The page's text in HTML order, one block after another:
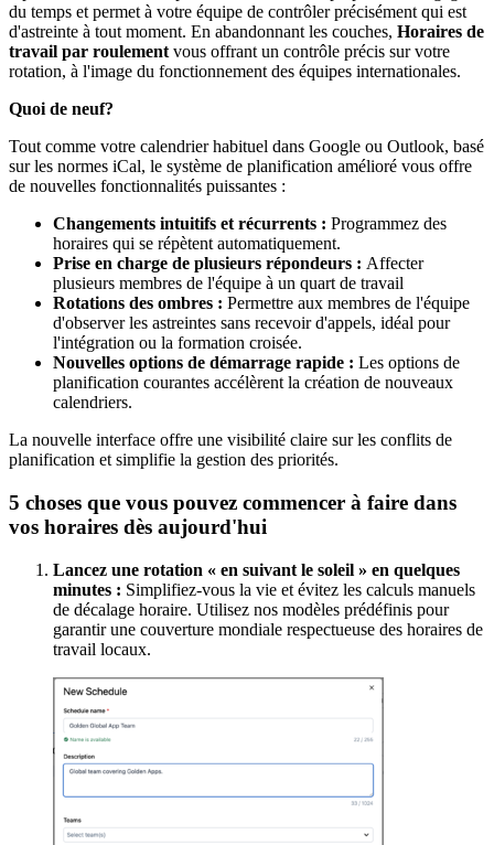
du temps et permet à votre équipe de contrôler précisément qui est
d'astreinte à tout moment. En abandonnant les couches, Horaires de
travail par roulement vous offrant un contrôle précis sur votre
rotation, à l'image du fonctionnement des équipes internationales.
Quoi de neuf?
Tout comme votre calendrier habituel dans Google ou Outlook, basé
sur les normes iCal, le système de planification amélioré vous offre
de nouvelles fonctionnalités puissantes :
Changements intuitifs et récurrents : Programmez des
horaires qui se répètent automatiquement.
Prise en charge de plusieurs répondeurs : Affecter
plusieurs membres de l'équipe à un quart de travail
Rotations des ombres : Permettre aux membres de l'équipe
d'observer les astreintes sans recevoir d'appels, idéal pour
l'intégration ou la formation croisée.
Nouvelles options de démarrage rapide : Les options de
planification courantes accélèrent la création de nouveaux
calendriers.
La nouvelle interface offre une visibilité claire sur les conflits de
planification et simplifie la gestion des priorités.
5 choses que vous pouvez commencer à faire dans
vos horaires dès aujourd'hui
Lancez une rotation « en suivant le soleil » en quelques
minutes : Simplifiez-vous la vie et évitez les calculs manuels
de décalage horaire. Utilisez nos modèles prédéfinis pour
garantir une couverture mondiale respectueuse des horaires de
travail locaux.